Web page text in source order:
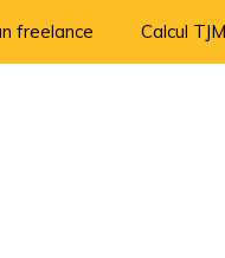
freelance Calcul TJM